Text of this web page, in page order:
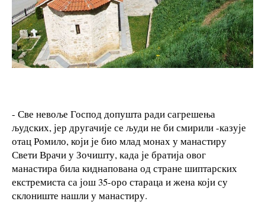
- Све невоље Господ допушта ради сагрешења
људских, јер другачије се људи не би смирили -казује
отац Ромило, који је био млад монах у манастиру
Свети Врачи у Зочишту, када је братија овог
манастира била киднапована од стране шиптарских
екстремиста са још 35-оро стараца и жена који су
склониште нашли у манастиру.